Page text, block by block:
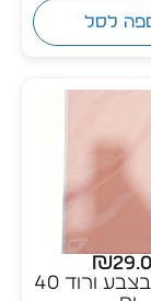
לסל
₪
נייר משי בצבע ורוד 40